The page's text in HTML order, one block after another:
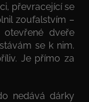
převracející se
zoufalstvím –
dveře
se k nim.
Je přímo za
nedává dárky